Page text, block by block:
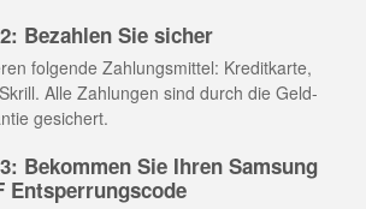
Bezahlen Sie sicher
folgende Zahlungsmittel: Kreditkarte,
Alle Zahlungen sind durch die Geld-
gesichert.
Bekommen Sie Ihren Samsung
Entsperrungscode